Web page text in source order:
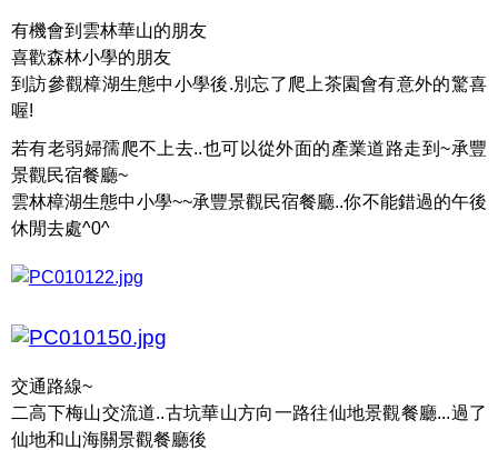
有機會到雲林華山的朋友
喜歡森林小學的朋友
到訪參觀樟湖生態中小學後.別忘了爬上茶園會有意外的驚喜
喔!
若有老弱婦孺爬不上去..也可以從外面的產業道路走到~承豐
景觀民宿餐廳~
雲林樟湖生態中小學~~承豐景觀民宿餐廳..你不能錯過的午後
休閒去處^0^
交通路線~
二高下梅山交流道..古坑華山方向一路往仙地景觀餐廳...過了
仙地和山海關景觀餐廳後